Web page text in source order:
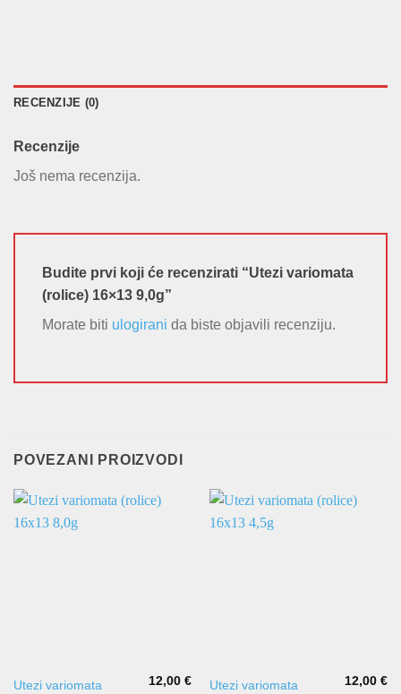
RECENZIJE (0)
Recenzije
Još nema recenzija.
Budite prvi koji će recenzirati “Utezi variomata
(rolice) 16×13 9,0g”
Morate biti ulogirani da biste objavili recenziju.
POVEZANI PROIZVODI
Utezi variomata
12,00€
Utezi variomata
12,00€